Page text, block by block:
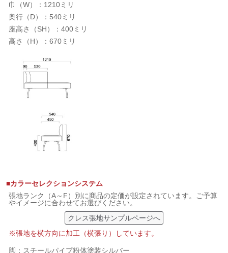
巾（W）：1210ミリ
奥行（D）：540ミリ
座高さ（SH）：400ミリ
高さ（H）：670ミリ
■カラーセレクションシステム
張地ランク（A～F）別に商品の定価が設定されています。ご予算
やイメージに合わせてお選びください。
クレス張地サンプルページへ
※張地を横方向に加工（横張り）しています。
脚：スチールパイプ粉体塗装シルバー